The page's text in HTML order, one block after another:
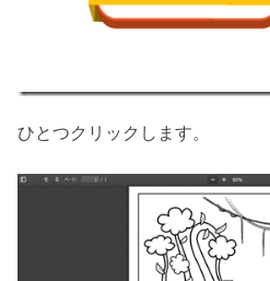
ひとつクリックします。